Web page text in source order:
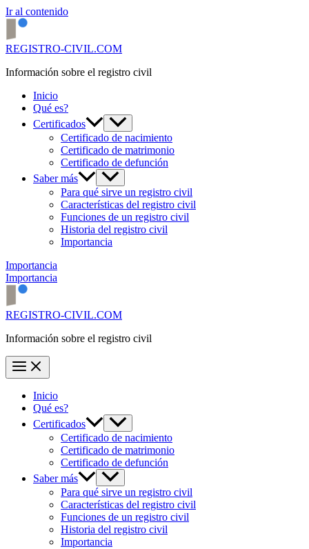
Ir al contenido
REGISTRO-CIVIL.COM
Información sobre el registro civil
Inicio
Qué es?
Certificados
Certificado de nacimiento
Certificado de matrimonio
Certificado de defunción
Saber más
Para qué sirve un registro civil
Características del registro civil
Funciones de un registro civil
Historia del registro civil
Importancia
Importancia
Importancia
REGISTRO-CIVIL.COM
Información sobre el registro civil
Inicio
Qué es?
Certificados
Certificado de nacimiento
Certificado de matrimonio
Certificado de defunción
Saber más
Para qué sirve un registro civil
Características del registro civil
Funciones de un registro civil
Historia del registro civil
Importancia